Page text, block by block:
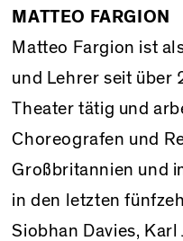
MATTEO FARGION
Matteo Fargion ist
und Lehrer seit über
Theater tätig und
Choreografen und
Großbritannien und
in den letzten
Siobhan Davies, Karl